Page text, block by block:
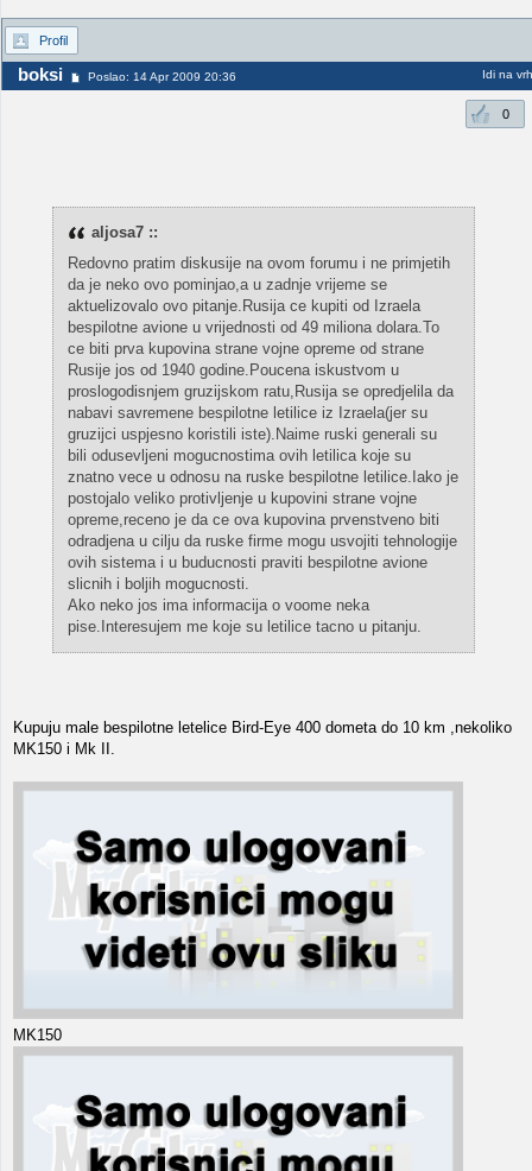
Profil
boksi Poslao: 14 Apr 2009 20:36 Idi na vrh
0
aljosa7 ::
Redovno pratim diskusije na ovom forumu i ne primjetih
da je neko ovo pominjao,a u zadnje vrijeme se
aktuelizovalo ovo pitanje.Rusija ce kupiti od Izraela
bespilotne avione u vrijednosti od 49 miliona dolara.To
ce biti prva kupovina strane vojne opreme od strane
Rusije jos od 1940 godine.Poucena iskustvom u
proslogodisnjem gruzijskom ratu,Rusija se opredjelila da
nabavi savremene bespilotne letilice iz Izraela(jer su
gruzijci uspjesno koristili iste).Naime ruski generali su
bili odusevljeni mogucnostima ovih letilica koje su
znatno vece u odnosu na ruske bespilotne letilice.Iako je
postojalo veliko protivljenje u kupovini strane vojne
opreme,receno je da ce ova kupovina prvenstveno biti
odradjena u cilju da ruske firme mogu usvojiti tehnologije
ovih sistema i u buducnosti praviti bespilotne avione
slicnih i boljih mogucnosti.
Ako neko jos ima informacija o voome neka
pise.Interesujem me koje su letilice tacno u pitanju.
Kupuju male bespilotne letelice Bird-Eye 400 dometa do 10 km ,nekoliko
MK150 i Mk II.
MK150